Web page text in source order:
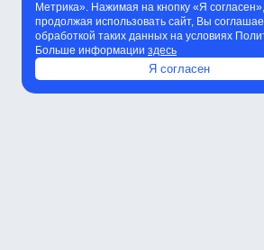
Метрика». Нажимая на кнопку «Я
продолжая использовать сайт, Вы
обработкой таких данных на условиях
Больше информации здесь
Я согласен